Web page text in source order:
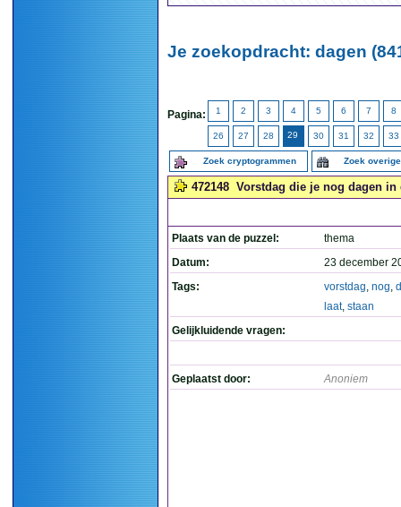
Je zoekopdracht: dagen
Pagina: 1 2 3 4 5 6 7 8
26 27 28 29 30 31 32 33
Zoek cryptogrammen Zoek
472148 Vorstdag die je nog dagen in
Plaats van de puzzel:
thema
Datum:
23 december
Tags:
vorstdag, nog,
laat, staan
Gelijkluidende vragen:
Geplaatst door: Anoniem